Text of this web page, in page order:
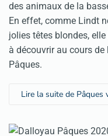
des animaux de la
En effet, comme Lindt
jolies têtes blondes,
à découvrir au cours
Pâques.
Lire la suite de Pâques